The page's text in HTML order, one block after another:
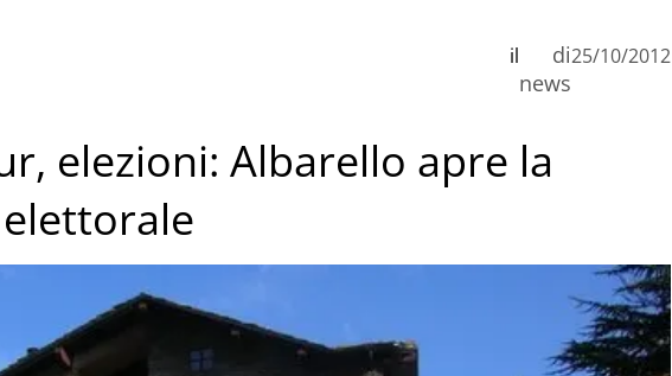
di
news
il 25/10/2012
elezioni: Albarello apre la